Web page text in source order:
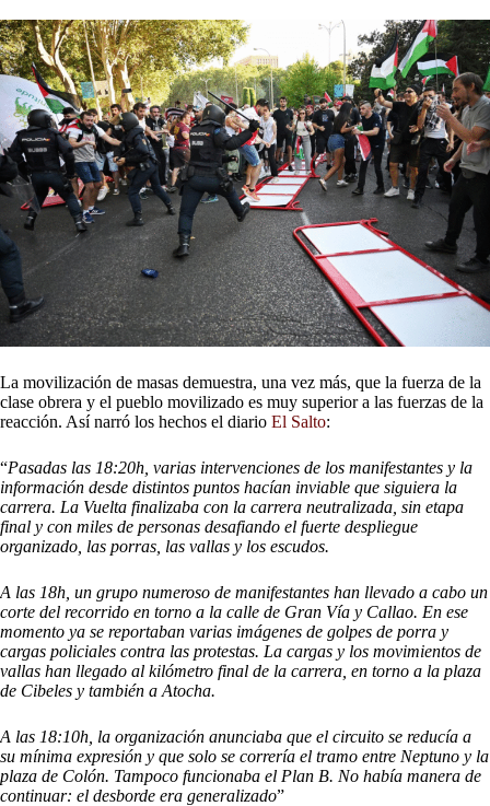
La movilización de masas demuestra, una vez más, que la fuerza de la
clase obrera y el pueblo movilizado es muy superior a las fuerzas de la
reacción. Así narró los hechos el diario El Salto:
“Pasadas las 18:20h, varias intervenciones de los manifestantes y la
información desde distintos puntos hacían inviable que siguiera la
carrera. La Vuelta finalizaba con la carrera neutralizada, sin etapa
final y con miles de personas desafiando el fuerte despliegue
organizado, las porras, las vallas y los escudos.
A las 18h, un grupo numeroso de manifestantes han llevado a cabo un
corte del recorrido en torno a la calle de Gran Vía y Callao. En ese
momento ya se reportaban varias imágenes de golpes de porra y
cargas policiales contra las protestas. La cargas y los movimientos de
vallas han llegado al kilómetro final de la carrera, en torno a la plaza
de Cibeles y también a Atocha.
A las 18:10h, la organización anunciaba que el circuito se reducía a
su mínima expresión y que solo se correría el tramo entre Neptuno y la
plaza de Colón. Tampoco funcionaba el Plan B. No había manera de
continuar: el desborde era generalizado”